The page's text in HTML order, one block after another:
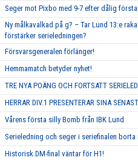
Seger mot Pixbo med 9-7 efter dålig
Ny målkavalkad på g? – Tar Lund 13:e
förstärker serieledningen?
Försvarsgeneralen förlänger!
Hemmamatch betyder nyhet!
TRE NYA POÄNG OCH FORTSATT
HERRAR DIV.1 PRESENTERAR SINA
Vårens första silly Bomb från IBK Lund
Serieledning och seger i seriefinalen
Historisk DM-final väntar för H1!